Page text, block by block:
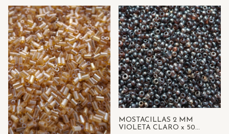
MOSTACILLAS 2 MM
VIOLETA CLARO x 50